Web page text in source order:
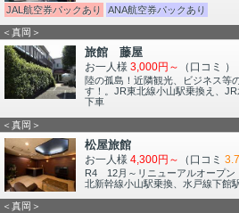
JAL航空券パックあり
ANA航空券パックあり
＜真岡＞
旅館 藤屋
お一人様 3,000円～ （口コミ ）
陸の孤島！近隣観光、ビジネス等
す！。JR東北線小山駅乗換え、
下車
＜真岡＞
松屋旅館
お一人様 4,300円～ （口コミ 3.7
R4 12月～リニューアルオープ
北新幹線小山駅乗換、水戸線下館
＜真岡＞